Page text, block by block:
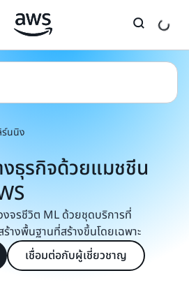
ร์นนิง
ธุรกิจด้วยแมชชีน
จรชีวิต ML ด้วยชุดบริการที่
างพื้นฐานที่สร้างขึ้นโดยเฉพาะ
เชื่อมต่อกับผู้เชี่ยวชาญ